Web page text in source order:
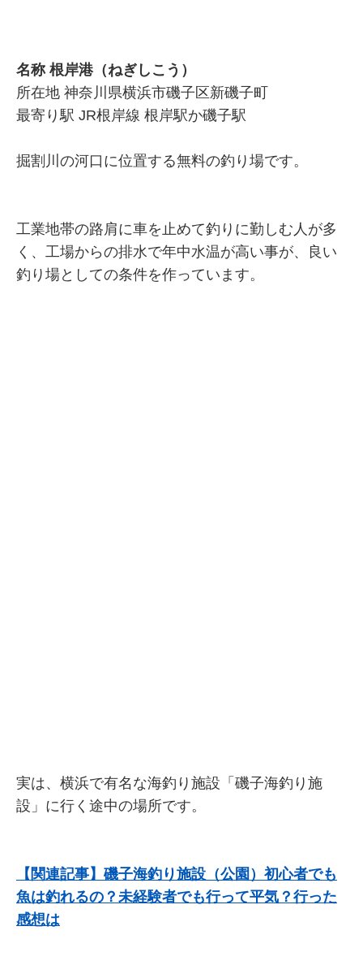
名称 根岸港（ねぎしこう）
所在地 神奈川県横浜市磯子区新磯子町
最寄り駅 JR根岸線 根岸駅か磯子駅
掘割川の河口に位置する無料の釣り場です。
工業地帯の路肩に車を止めて釣りに勤しむ人が多
く、工場からの排水で年中水温が高い事が、良い
釣り場としての条件を作っています。
実は、横浜で有名な海釣り施設「磯子海釣り施
設」に行く途中の場所です。
【関連記事】磯子海釣り施設（公園）初心者でも
魚は釣れるの？未経験者でも行って平気？行った
感想は